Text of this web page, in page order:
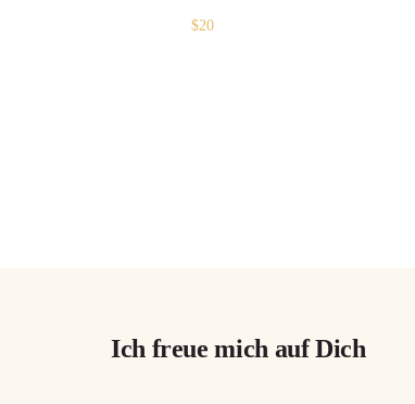
$20
Ich freue mich auf Dich